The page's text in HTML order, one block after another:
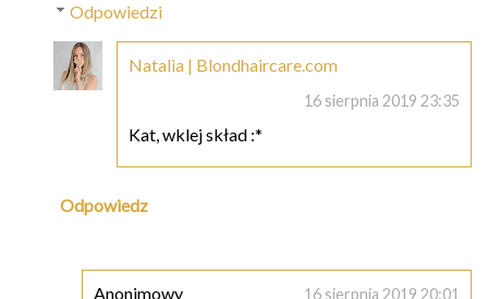
Odpowiedzi
Natalia | Blondhaircare.com
16 sierpnia 2019 23:35
Kat, wklej skład :*
Odpowiedz
Anonimowy 16 sierpnia 2019 20:01